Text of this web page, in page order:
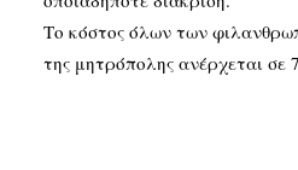
Το κόστος όλων των
της μητρόπολης ανέρχεται σε